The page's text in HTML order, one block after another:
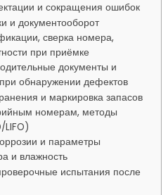
и сокращения ошибок
и документооборот
сверка номера,
при приёмке
документы и
обнаружении дефектов
и маркировка запасов
номерам, методы
LIFO)
и параметры
и влажность
испытания после